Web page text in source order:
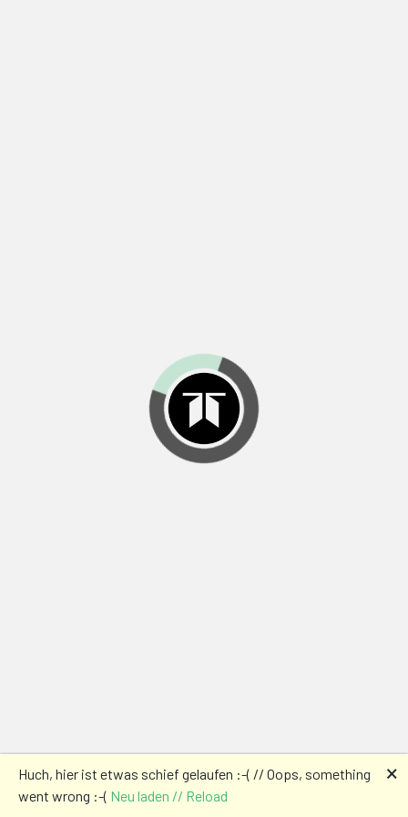
Huch, hier ist etwas schief gelaufen :-( // Oops, something
went wrong :-( Neu laden // Reload
🗙